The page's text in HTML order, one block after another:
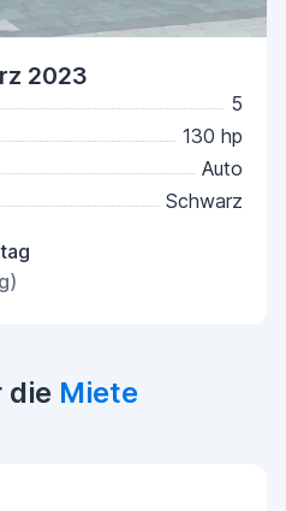
2023
5
130 hp
Auto
Schwarz
die Miete